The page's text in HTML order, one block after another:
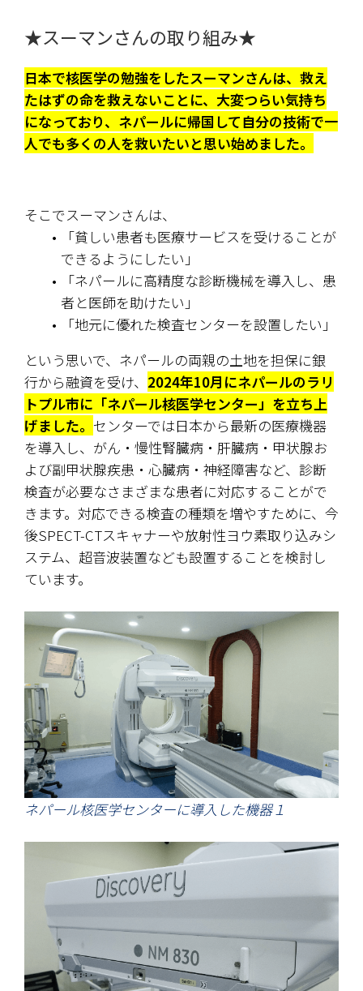
★スーマンさんの取り組み★
日本で核医学の勉強をしたスーマンさんは、救え
たはずの命を救えないことに、大変つらい気持ち
になっており、ネパールに帰国して自分の技術で一
人でも多くの人を救いたいと思い始めました。
そこでスーマンさんは、
「貧しい患者も医療サービスを受けることが
できるようにしたい」
「ネパールに高精度な診断機械を導入し、患
者と医師を助けたい」
「地元に優れた検査センターを設置したい」
という思いで、ネパールの両親の土地を担保に銀
行から融資を受け、 2024年10月にネパールのラリ
トプル市に「ネパール核医学センター」を立ち上
げました。 センターでは日本から最新の医療機器
を導入し、がん・慢性腎臓病・肝臓病・甲状腺お
よび副甲状腺疾患・心臓病・神経障害など、診断
検査が必要なさまざまな患者に対応することがで
きます。対応できる検査の種類を増やすために、今
後SPECT-CTスキャナーや放射性ヨウ素取り込みシ
ステム、超音波装置なども設置することを検討し
ています。
ネパール核医学センターに導入した機器１